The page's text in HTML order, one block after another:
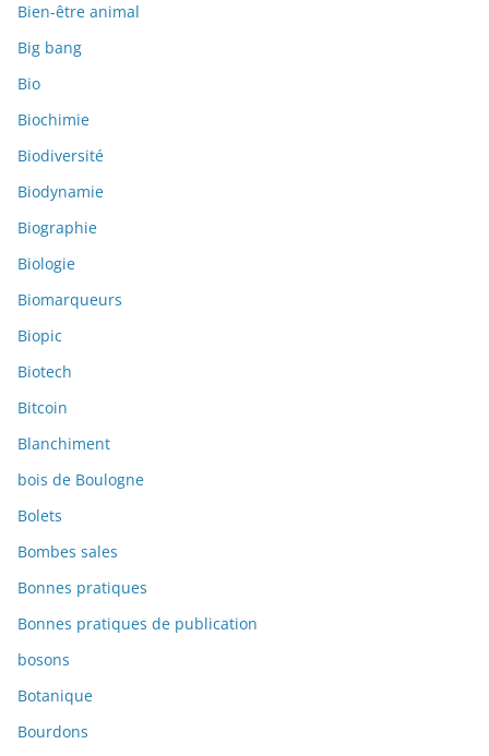
Bien-être animal
Big bang
Bio
Biochimie
Biodiversité
Biodynamie
Biographie
Biologie
Biomarqueurs
Biopic
Biotech
Bitcoin
Blanchiment
bois de Boulogne
Bolets
Bombes sales
Bonnes pratiques
Bonnes pratiques de publication
bosons
Botanique
Bourdons